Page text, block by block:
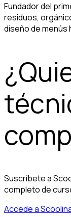
Fundador del
residuos,
diseño de menús
Suscríbete a
completo de
Accede a